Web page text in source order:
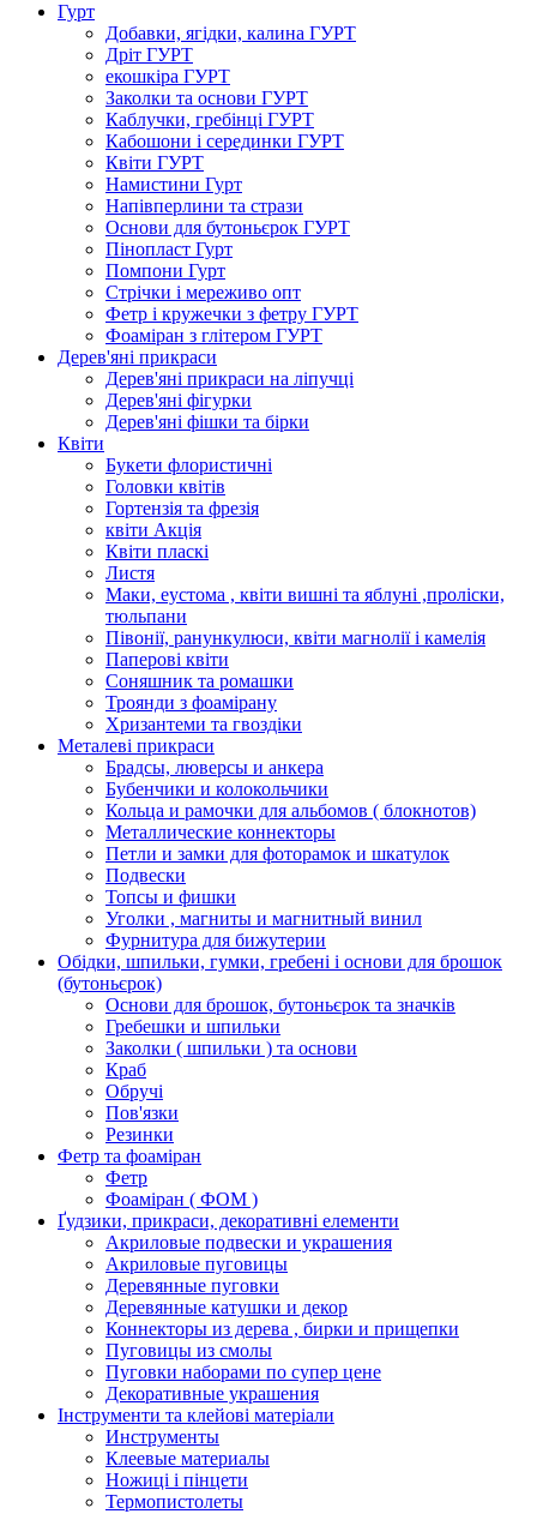
Гурт
Добавки, ягідки, калина ГУРТ
Дріт ГУРТ
екошкіра ГУРТ
Заколки та основи ГУРТ
Каблучки, гребінці ГУРТ
Кабошони і серединки ГУРТ
Квіти ГУРТ
Намистини Гурт
Напівперлини та стрази
Основи для бутоньєрок ГУРТ
Пінопласт Гурт
Помпони Гурт
Стрічки і мереживо опт
Фетр і кружечки з фетру ГУРТ
Фоаміран з глітером ГУРТ
Дерев'яні прикраси
Дерев'яні прикраси на ліпучці
Дерев'яні фігурки
Дерев'яні фішки та бірки
Квіти
Букети флористичні
Головки квітів
Гортензія та фрезія
квіти Акція
Квіти пласкі
Листя
Маки, еустома , квіти вишні та яблуні ,проліски,
тюльпани
Півонії, ранункулюси, квіти магнолії і камелія
Паперові квіти
Соняшник та ромашки
Троянди з фоамірану
Хризантеми та гвоздіки
Металеві прикраси
Брадсы, люверсы и анкера
Бубенчики и колокольчики
Кольца и рамочки для альбомов ( блокнотов)
Металлические коннекторы
Петли и замки для фоторамок и шкатулок
Подвески
Топсы и фишки
Уголки , магниты и магнитный винил
Фурнитура для бижутерии
Обідки, шпильки, гумки, гребені і основи для брошок
(бутоньєрок)
Основи для брошок, бутоньєрок та значків
Гребешки и шпильки
Заколки ( шпильки ) та основи
Краб
Обручі
Пов'язки
Резинки
Фетр та фоаміран
Фетр
Фоаміран ( ФОМ )
Ґудзики, прикраси, декоративні елементи
Акриловые подвески и украшения
Акриловые пуговицы
Деревянные пуговки
Деревянные катушки и декор
Коннекторы из дерева , бирки и прищепки
Пуговицы из смолы
Пуговки наборами по супер цене
Декоративные украшения
Інструменти та клейові матеріали
Инструменты
Клеевые материалы
Ножиці і пінцети
Термопистолеты